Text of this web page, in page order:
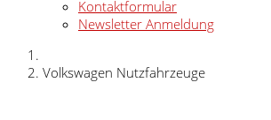
Kontaktformular
Newsletter Anmeldung
Volkswagen Nutzfahrzeuge